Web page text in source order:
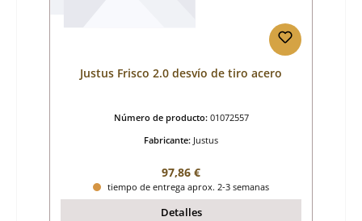
Justus Frisco 2.0 desvío de tiro acero
Número de producto: 01072557
Fabricante: Justus
Precio normal:
97,86 €
tiempo de entrega aprox. 2-3 semanas
Detalles